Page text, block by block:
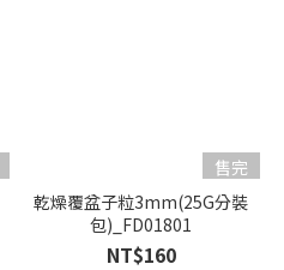
售完
乾燥覆盆子粒3mm(25G分裝
包)_FD01801
NT$160